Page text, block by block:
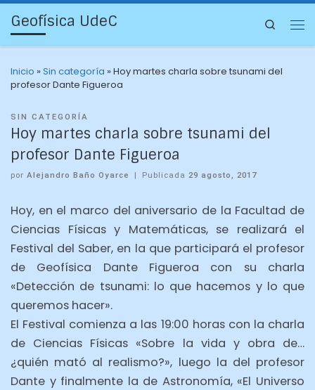
Geofísica UdeC Search
Inicio »Sin categoría »Hoy martes charla sobre tsunami del
profesor Dante Figueroa
SIN CATEGORÍA
Hoy martes charla sobre tsunami del
profesor Dante Figueroa
por Alejandro Baño Oyarce | Publicada29 agosto, 2017
Hoy, en el marco del aniversario de la Facultad de
Ciencias Físicas y Matemáticas, se realizará el
Festival del Saber, en la que participará el profesor
de Geofísica Dante Figueroa con su charla
«Detección de tsunami: lo que hacemos y lo que
queremos hacer».
El Festival comienza a las 19:00 horas con la charla
de Ciencias Físicas «Sobre la vida y obra de…
¿quién mató al realismo?», luego la del profesor
Dante y finalmente la de Astronomía, «El Universo